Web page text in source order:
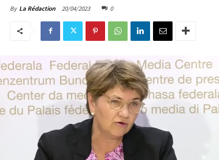
By La Rédaction 20/04/2023 0